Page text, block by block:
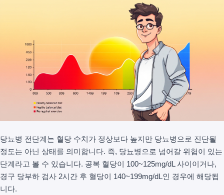
당뇨병 전단계는 혈당 수치가 정상보다 높지만 당뇨병으로 진단될
정도는 아닌 상태를 의미합니다. 즉, 당뇨병으로 넘어갈 위험이 있는
단계라고 볼 수 있습니다. 공복 혈당이 100~125mg/dL 사이이거나,
경구 당부하 검사 2시간 후 혈당이 140~199mg/dL인 경우에 해당됩
니다.